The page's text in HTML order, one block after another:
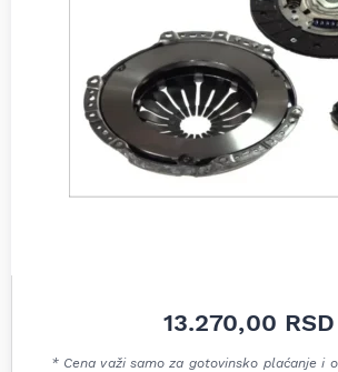
13.270,00 RSD
* Cena važi samo za gotovinsko plaćanje i